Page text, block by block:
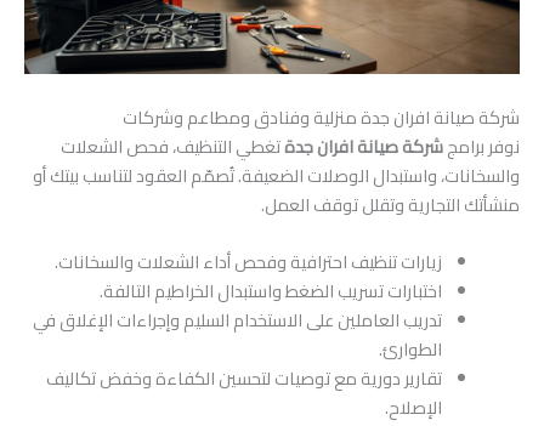
شركة صيانة افران جدة منزلية وفنادق ومطاعم وشركات
نوفر برامجشركة صيانة افران جدةتغطي التنظيف، فحص الشعلات
والسخانات، واستبدال الوصلات الضعيفة. تُصمّم العقود لتناسب بيتك أو
منشأتك التجارية وتقلل توقف العمل.
زيارات تنظيف احترافية وفحص أداء الشعلات والسخانات.
اختبارات تسريب الضغط واستبدال الخراطيم التالفة.
تدريب العاملين على الاستخدام السليم وإجراءات الإغلاق في
الطوارئ.
تقارير دورية مع توصيات لتحسين الكفاءة وخفض تكاليف
الإصلاح.